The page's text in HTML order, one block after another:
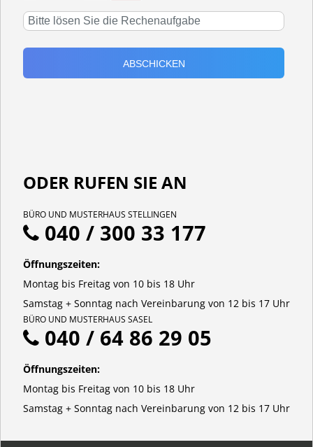
ODER RUFEN SIE AN
BÜRO UND MUSTERHAUS STELLINGEN
040 / 300 33 177
Öffnungszeiten:
Montag bis Freitag von 10 bis 18 Uhr
Samstag + Sonntag nach Vereinbarung von 12 bis 17 Uhr
BÜRO UND MUSTERHAUS SASEL
040 / 64 86 29 05
Öffnungszeiten:
Montag bis Freitag von 10 bis 18 Uhr
Samstag + Sonntag nach Vereinbarung von 12 bis 17 Uhr